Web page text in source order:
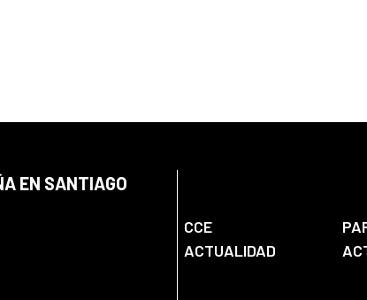
EN SANTIAGO
CCE
ACTUALIDAD